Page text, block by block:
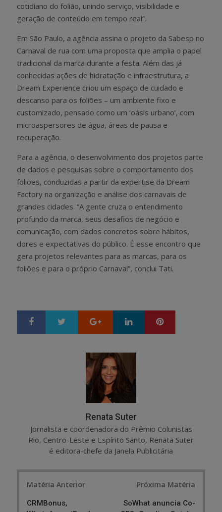
cotidiano do folião, unindo serviço, visibilidade e
geração de conteúdo em tempo real”.
Em São Paulo, a agência assina o projeto da Sabesp no
Carnaval de rua com uma proposta que amplia o papel
tradicional da marca durante a festa. Além das já
conhecidas ações de hidratação e infraestrutura, a
Dream Experience criou um espaço de cuidado e
descanso para os foliões – um ambiente fixo e
customizado, pensado como um ‘oásis urbano’, com
microaspersores de água, áreas de pausa e
recuperação.
Para a agência, o desenvolvimento dos projetos parte
de dados e pesquisas sobre o comportamento dos
foliões, conduzidas a partir da expertise da Dream
Factory na organização e análise dos carnavais de
grandes cidades. “A gente cruza o entendimento
profundo da marca, seus desafios de negócio e
comunicação, com dados concretos sobre hábitos,
dores e expectativas do público. É esse encontro que
gera projetos relevantes para as marcas, para os
foliões e para o próprio Carnaval”, conclui Tati.
Google+ LinkedIn
Renata Suter
Jornalista e coordenadora do Prêmio Colunistas
Rio, Centro-Leste e Espírito Santo, Renata Suter
é editora-chefe da Janela Publicitária
Matéria Anterior
CRMBonus,
Próxima Matéria
SoWhat anuncia Co-